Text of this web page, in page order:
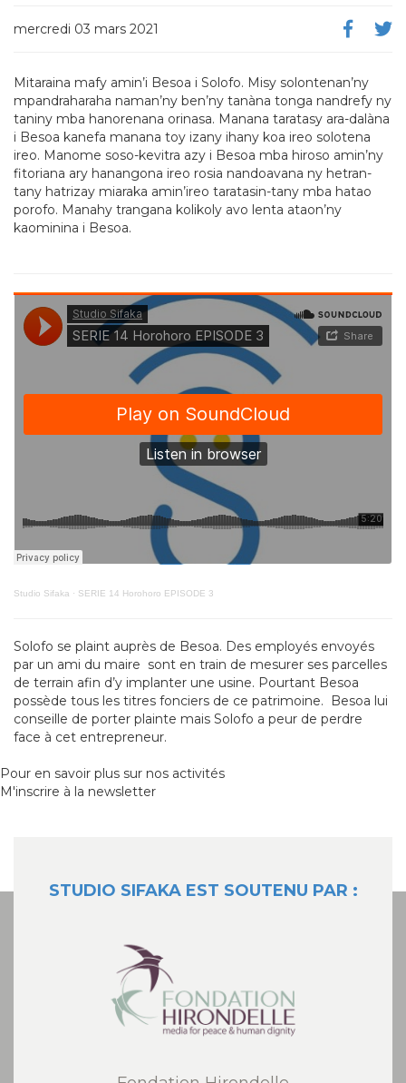
mercredi 03 mars 2021
Mitaraina mafy amin’i Besoa i Solofo. Misy solontenan’ny
mpandraharaha naman’ny ben’ny tanàna tonga nandrefy ny
taniny mba hanorenana orinasa. Manana taratasy ara-dalàna
i Besoa kanefa manana toy izany ihany koa ireo solotena
ireo. Manome soso-kevitra azy i Besoa mba hiroso amin’ny
fitoriana ary hanangona ireo rosia nandoavana ny hetran-
tany hatrizay miaraka amin’ireo taratasin-tany mba hatao
porofo. Manahy trangana kolikoly avo lenta ataon’ny
kaominina i Besoa.
Studio Sifaka · SERIE 14 Horohoro EPISODE 3
Solofo se plaint auprès de Besoa. Des employés envoyés
par un ami du maire sont en train de mesurer ses parcelles
de terrain afin d’y implanter une usine. Pourtant Besoa
possède tous les titres fonciers de ce patrimoine. Besoa lui
conseille de porter plainte mais Solofo a peur de perdre
face à cet entrepreneur.
Pour en savoir plus sur nos activités
M'inscrire à la newsletter
STUDIO SIFAKA EST SOUTENU PAR :